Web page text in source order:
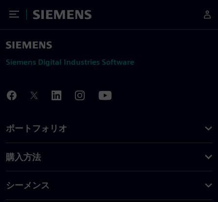
Toggle Menu
Siemens
Siemens Digital Industries Software
ポートフォリオ
購入方法
シーメンス